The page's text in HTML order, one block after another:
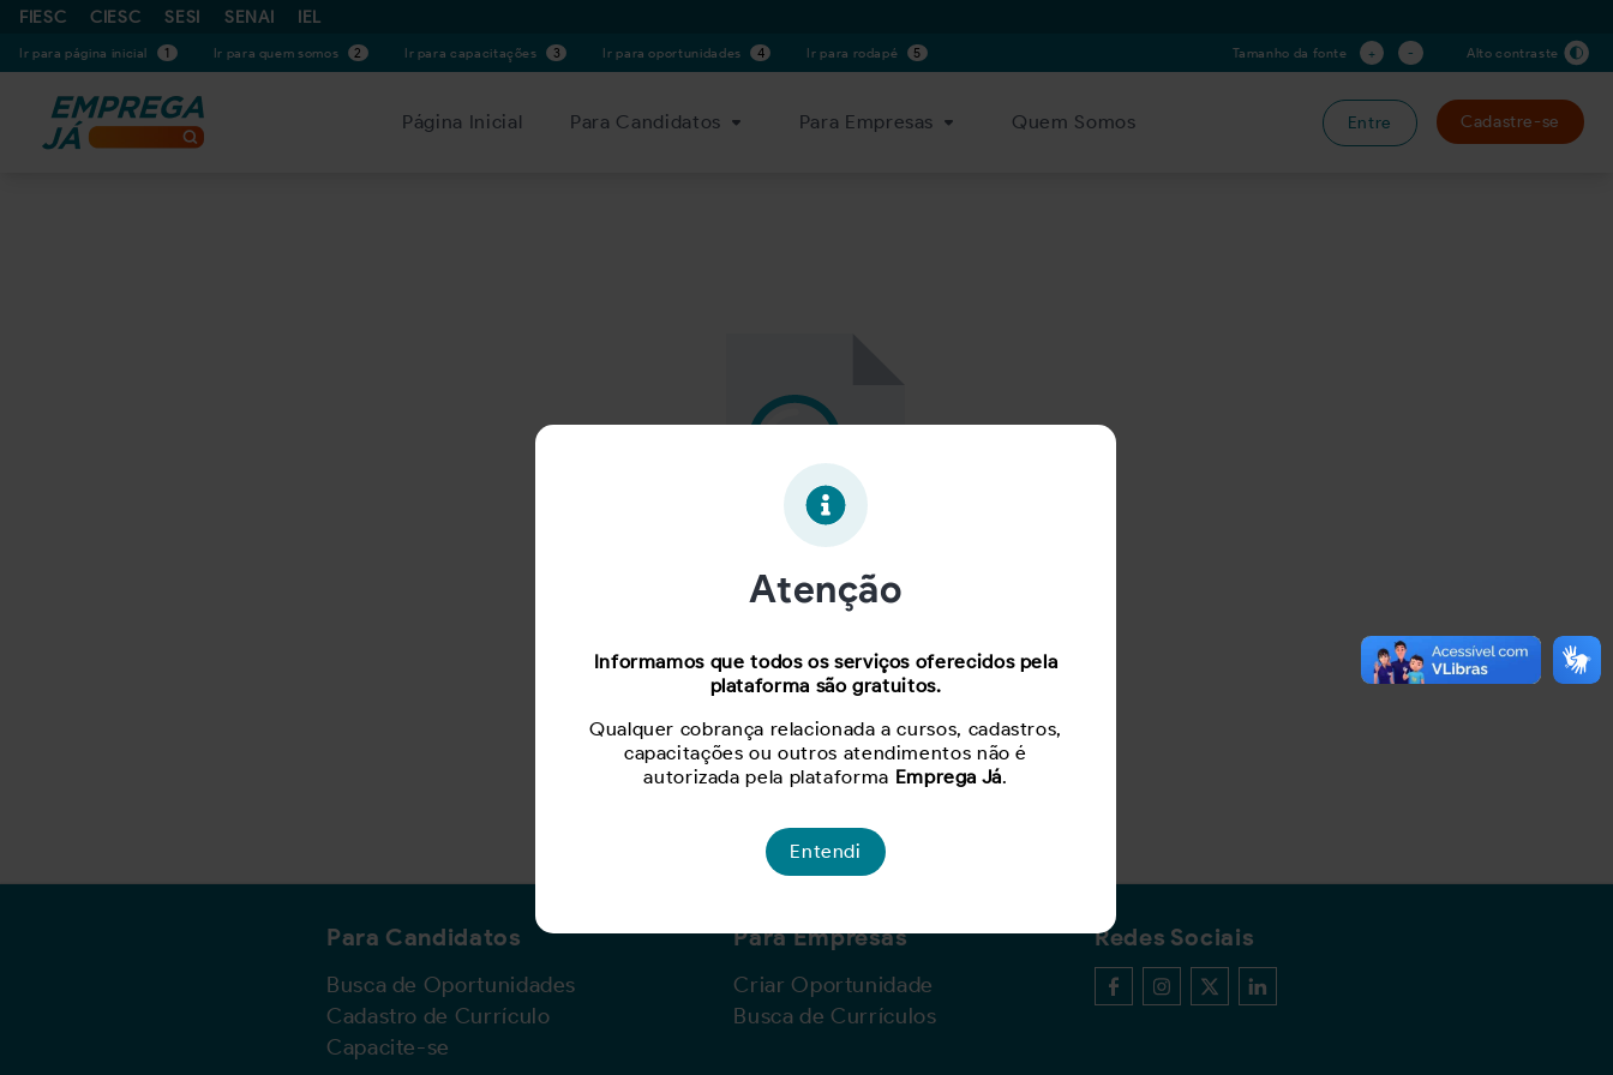
FIESC CIESC SESI SENAI IEL
Ir para página inicial 1 Ir para quem somos 2 Ir para capacitações 3 Ir para oportunidades 4 Ir para rodapé 5 Tamanho da fonte + - Alto contraste
Página Inicial Para Candidatos Para Empresas Quem Somos Entre Cadastre-se
Oportunidade expirada!
Para Candidatos
Busca de Oportunidades
Cadastro de Currículo
Capacite-se
Para Empresas
Criar Oportunidade
Busca de Currículos
Redes Sociais
Atenção
Informamos que todos os serviços oferecidos pela
plataforma são gratuitos.
Qualquer cobrança relacionada a cursos, cadastros,
capacitações ou outros atendimentos não é
autorizada pela plataforma Emprega Já.
Entendi